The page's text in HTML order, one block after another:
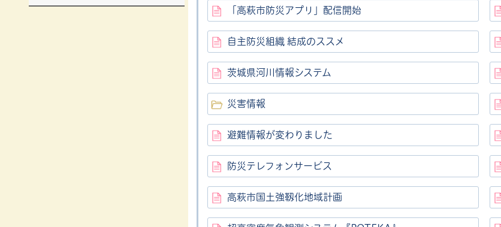
「高萩市防災アプリ」配信開始
自主防災組織 結成のススメ
茨城県河川情報システム
災害情報
避難情報が変わりました
防災テレフォンサービス
高萩市国土強靱化地域計画